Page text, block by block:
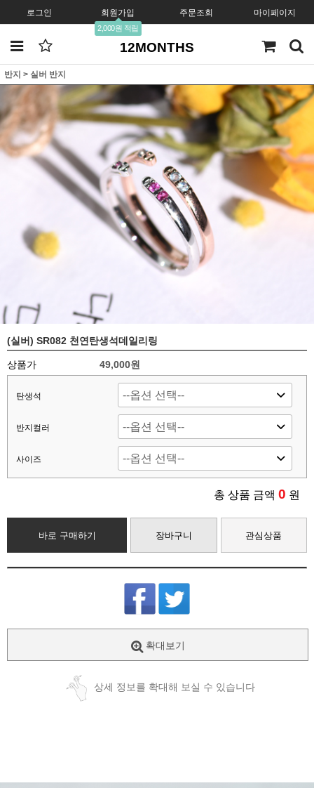
로그인 회원가입
2,000원 적립
주문조회 마이페이지
12MONTHS
반지 > 실버 반지
(실버) SR082 천연탄생석데일리링
상품가 49,000원
탄생석
반지컬러
사이즈
총 상품 금액 0 원
바로 구매하기 장바구니 관심상품
확대보기
상세 정보를 확대해 보실 수 있습니다